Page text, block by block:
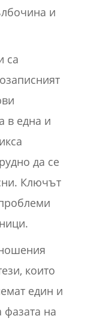
и
са
в една и
да се
Ключът
които
един и
на